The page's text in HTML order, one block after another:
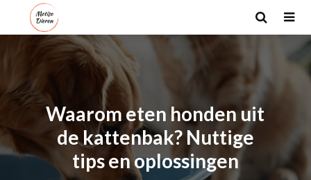
Waarom eten honden uit
de kattenbak? Nuttige
tips en oplossingen